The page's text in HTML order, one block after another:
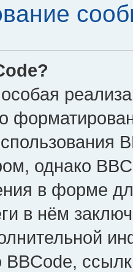
однако
в форме
в нём
BBCode,